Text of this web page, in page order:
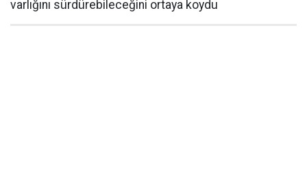
varlığını sürdürebileceğini ortaya koydu